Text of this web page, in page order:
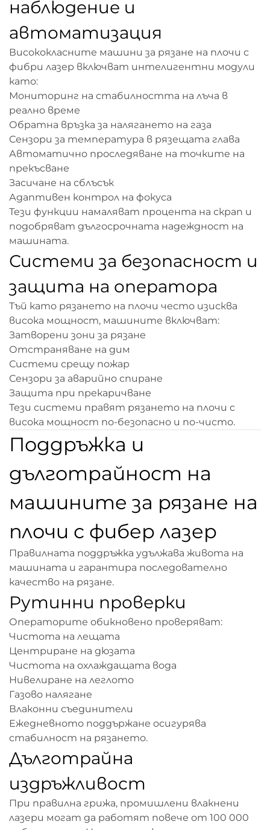
наблюдение и
автоматизация
Висококласните машини за рязане на плочи с
фибри лазер включват интелигентни модули
като:
Мониторинг на стабилността на лъча в
реално време
Обратна връзка за налягането на газа
Сензори за температура в рязещата глава
Автоматично проследяване на точките на
прекъсване
Засичане на сблъсък
Адаптивен контрол на фокуса
Тези функции намаляват процента на скрап и
подобряват дългосрочната надеждност на
машината.
Системи за безопасност и
защита на оператора
Тъй като рязането на плочи често изисква
висока мощност, машините включват:
Затворени зони за рязане
Отстраняване на дим
Системи срещу пожар
Сензори за аварийно спиране
Защита при прекаричване
Тези системи правят рязането на плочи с
висока мощност по-безопасно и по-чисто.
Поддръжка и
дълготрайност на
машините за рязане на
плочи с фибер лазер
Правилната поддръжка удължава живота на
машината и гарантира последователно
качество на рязане.
Рутинни проверки
Операторите обикновено проверяват:
Чистота на лещата
Центриране на дюзата
Чистота на охлаждащата вода
Нивелиране на леглото
Газово налягане
Влаконни съединители
Ежедневното поддържане осигурява
стабилност на рязането.
Дълготрайна
издръжливост
При правилна грижа, промишлени влакнени
лазери могат да работят повече от 100 000